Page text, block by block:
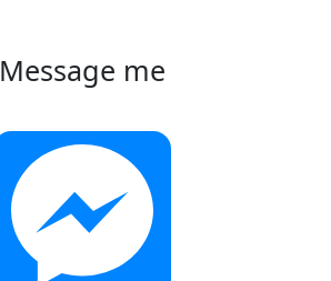
Message me